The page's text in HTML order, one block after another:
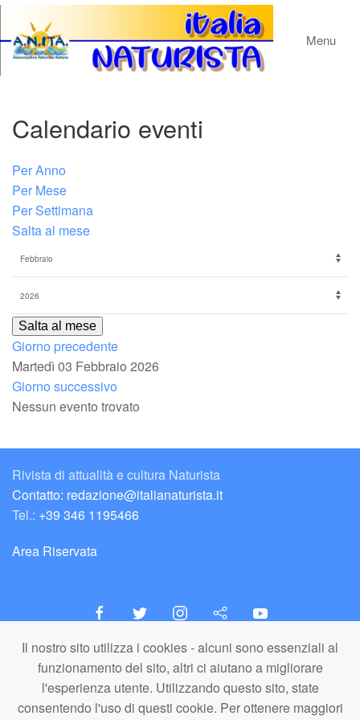
Il nostro sito utilizza i cookies - alcuni sono essenziali al
funzionamento del sito, altri ci aiutano a migliorare
l'esperienza utente. Utilizzando questo sito, state
consentendo l'uso di questi cookie. Per ottenere maggiori
Menu
Calendario eventi
Per Anno
Per Mese
Per Settimana
Salta al mese
Salta al mese
Giorno precedente
Martedì 03 Febbraio 2026
Giorno successivo
Nessun evento trovato
Rivista di attualità e cultura Naturista
Contatto: redazione@italianaturista.it
Tel.: +39 346 1195466
Area Riservata
italiaNATURISTA
Editore e Redazione
A.N.ITA. Associazione Naturista Italiana (APS)
C.F. 80203710159